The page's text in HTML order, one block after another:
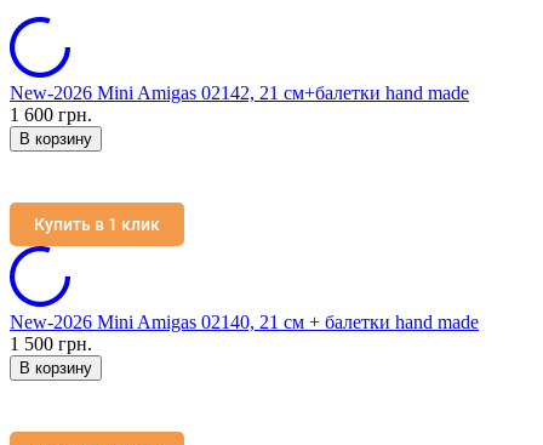
New-2026 Mini Amigas 02142, 21 см+балетки hand made
1 600 грн.
В корзину
Купить в 1 клик
New-2026 Mini Amigas 02140, 21 см + балетки hand made
1 500 грн.
В корзину